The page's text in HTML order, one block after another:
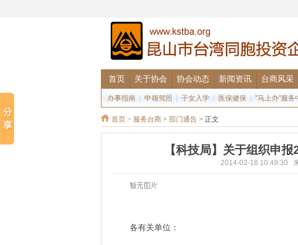
首页 关于协会 协会动态 新闻资讯 台商风采
办事指南 申领驾照 子女入学 医保健保 "马上办"服务
首页 > 服务台商 > 部门通告 > 正文
【科技局】关于组织申
2014-02-18 10:49:30
各有关单位：